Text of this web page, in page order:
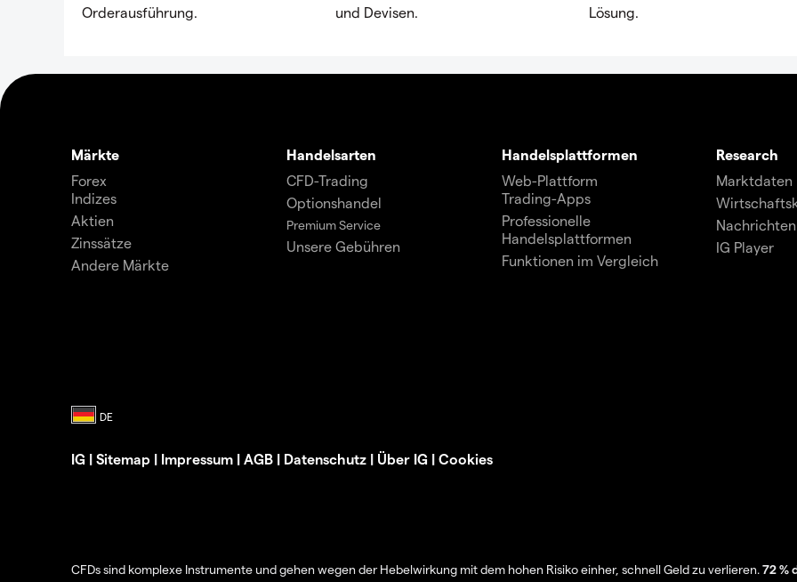
Orderausführung.
und Devisen.
Lösung.
Märkte
Forex
Indizes
Aktien
Zinssätze
Andere Märkte
Handelsarten
CFD-Trading
Optionshandel
Premium Service
Unsere Gebühren
Handelsplattformen
Web-Plattform
Trading-Apps
Professionelle
Handelsplattformen
Funktionen im Vergleich
Research
Marktdaten
IG Player
IG | Sitemap | Impressum | AGB | Datenschutz | Über IG | Cookies
CFDs sind komplexe Instrumente und gehen wegen der Hebelwirkung mit dem hohen Risiko einher, schnell Geld zu verlieren.72 %